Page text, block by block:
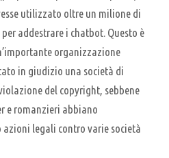
utilizzato oltre un milione di
addestrare i chatbot. Questo è
organizzazione
in giudizio una società di
del copyright, sebbene
e romanzieri abbiano
legali contro varie società